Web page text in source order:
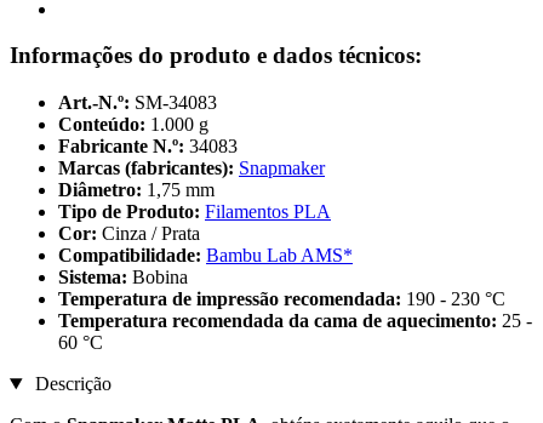
Informações do produto e dados técnicos:
Art.-N.º: SM-34083
Conteúdo: 1.000 g
Fabricante N.º: 34083
Marcas (fabricantes): Snapmaker
Diâmetro: 1,75 mm
Tipo de Produto: Filamentos PLA
Cor: Cinza / Prata
Compatibilidade: Bambu Lab AMS*
Sistema: Bobina
Temperatura de impressão recomendada: 190 - 230 °C
Temperatura recomendada da cama de aquecimento: 25 -
60 °C
Descrição